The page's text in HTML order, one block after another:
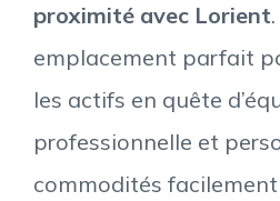
proximité avec Lorient
emplacement parfait
les actifs en quête
professionnelle et
commodités facilement